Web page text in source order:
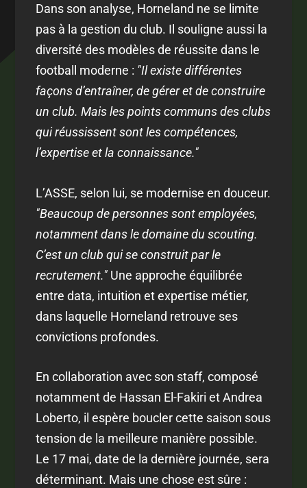
Dans son analyse, Horneland ne se limite
pas à la gestion du club. Il souligne aussi la
diversité des modèles de réussite dans le
football moderne : "Il existe différentes
façons d’entraîner, de gérer et de construire
un club. Mais les points communs des clubs
qui réussissent sont les compétences,
l’expertise et la connaissance."
L’ASSE, selon lui, se modernise en douceur.
"Beaucoup de personnes sont employées,
notamment dans le domaine du scouting.
C’est un club qui se construit par le
recrutement." Une approche équilibrée
entre data, intuition et expertise métier,
dans laquelle Horneland retrouve ses
convictions profondes.
En collaboration avec son staff, composé
notamment de Hassan El-Fakiri et Andrea
Loberto, il espère boucler cette saison sous
tension de la meilleure manière possible.
Le 17 mai, date de la dernière journée, sera
déterminant. Mais une chose est sûre :